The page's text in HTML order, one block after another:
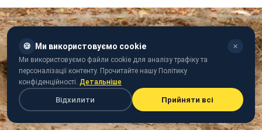
🍪 Ми використовуємо cookie ✕
Ми використовуємо файли cookie для аналізу трафіку та
персоналізації контенту. Прочитайте нашу Політику
конфіденційності. Детальніше
Відхилити Прийняти всі